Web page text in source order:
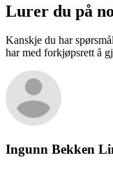
Lurer du på
Kanskje du har
har med forkjøpsrett å
Ingunn Bekken